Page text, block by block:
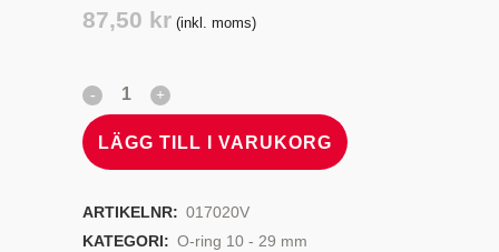
87,50 kr (inkl. moms)
LÄGG TILL I VARUKORG
ARTIKELNR: 017020V
KATEGORI: O-ring 10 - 29 mm